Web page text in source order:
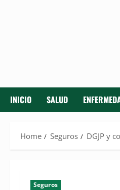
INICIO SALUD
Home Seguros DGJP y
Seguros